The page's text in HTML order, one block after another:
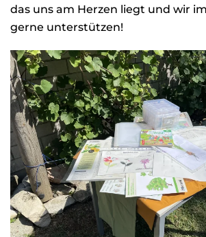
das uns am Herzen liegt und wir
gerne unterstützen!